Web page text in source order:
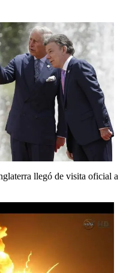
llegó de visita oficial a